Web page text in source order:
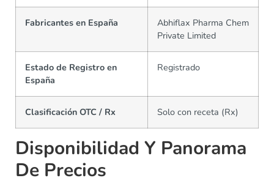
Fabricantes en España
Abhiflax Pharma Chem
Private Limited
Estado de Registro en
España
Registrado
Clasificación OTC / Rx Solo con receta (Rx)
Disponibilidad Y Panorama
De Precios